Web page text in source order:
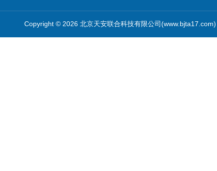
Copyright © 2026 北京天安联合科技有限公司